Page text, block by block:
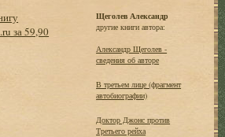
за 59,90
Щеголев Александр
другие книги автора:
Александр Щеголев -
сведения об авторе
В третьем лице (фрагмент
автобиографии)
Доктор Джонс против
Третьего рейха